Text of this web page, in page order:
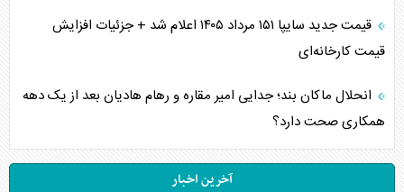
قیمت جدید سایپا ۱۵۱ مرداد ۱۴۰۵ اعلام شد + جزئیات افزایش
قیمت کارخانه‌ای
انحلال ماکان بند؛ جدایی امیر مقاره و رهام هادیان بعد از یک دهه
همکاری صحت دارد؟
آخرین اخبار